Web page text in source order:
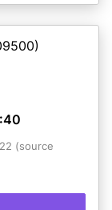
(source